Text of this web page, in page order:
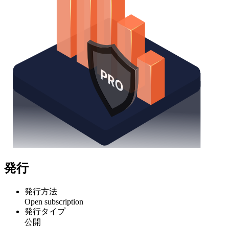
発行
発行方法
Open subscription
発行タイプ
公開